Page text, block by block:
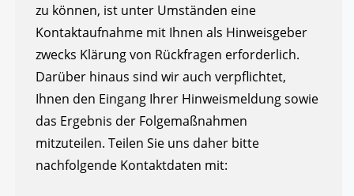
zu können, ist unter Umständen eine
Kontaktaufnahme mit Ihnen als Hinweisgeber
zwecks Klärung von Rückfragen erforderlich.
Darüber hinaus sind wir auch verpflichtet,
Ihnen den Eingang Ihrer Hinweismeldung sowie
das Ergebnis der Folgemaßnahmen
mitzuteilen. Teilen Sie uns daher bitte
nachfolgende Kontaktdaten mit: